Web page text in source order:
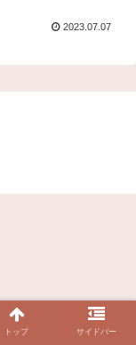
2023.07.07
トップ サイドバー